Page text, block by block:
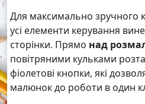
Для максимально зручного
усі елементи керування
сторінки. Прямо над
повітряними кульками
фіолетові кнопки, які
малюнок до роботи в один